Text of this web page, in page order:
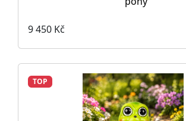
9 450 Kč
TOP